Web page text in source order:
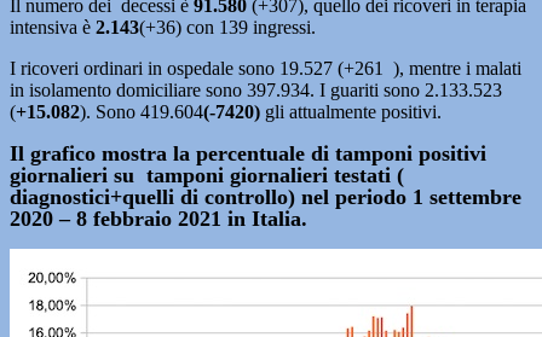
Il numero dei decessi è 91.580 (+307), quello dei ricoveri in terapia
intensiva è 2.143(+36) con 139 ingressi.
I ricoveri ordinari in ospedale sono 19.527 (+261 ), mentre i malati
in isolamento domiciliare sono 397.934. I guariti sono 2.133.523
(+15.082). Sono 419.604(-7420) gli attualmente positivi.
Il grafico mostra la percentuale di tamponi positivi
giornalieri su tamponi giornalieri testati (
diagnostici+quelli di controllo) nel periodo 1 settembre
2020 – 8 febbraio 2021 in Italia.